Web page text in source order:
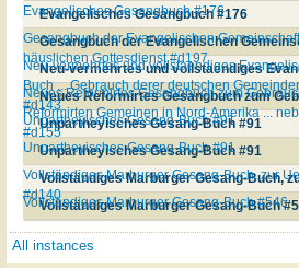
Evangelisches Gesangbuch #176
Evangelisches Gesangbuch #176
Gesangbuch der Evangelischen
häuslichen Gottesdienst #d197
Neu-vermehrtes und vollstaendiges
Buch ... Gebrauch derer deutschen
#d143
Neues Reformirtes Gesangbuch zum
Reformirten Gemeinen in Nord-Amerika ...
#d155
Unpartheyisches Gesang-Buch #91
Unpartheyisches Gesang-Buch #91
Unpartheyisches Gesang-Buch #91
Unpartheyisches Gesang-Buch #91
Vollständiges Marburger Gesang-Buch, zur
#d140
Vollständiges Marburger Gesang-Buch
Vollständiges Marburger Gesang-Buch #546
All instances